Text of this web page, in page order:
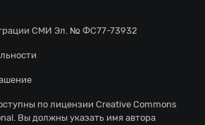
СМИ Эл. № ФС77-73932
по лицензии Creative Commons
. Вы должны указать имя автора